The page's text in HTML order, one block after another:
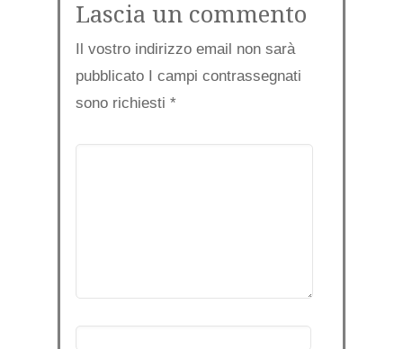
Lascia un commento
Il vostro indirizzo email non sarà
pubblicato I campi contrassegnati
sono richiesti *